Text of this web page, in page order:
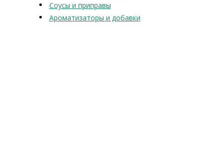
Соусы и приправы
Ароматизаторы и добавки